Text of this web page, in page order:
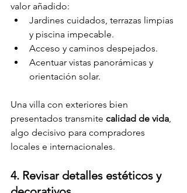
valor añadido:
Jardines cuidados, terrazas limpias
y piscina impecable.
Acceso y caminos despejados.
Acentuar vistas panorámicas y
orientación solar.
Una villa con exteriores bien
presentados transmite calidad de vida,
algo decisivo para compradores
locales e internacionales.
4. Revisar detalles estéticos y